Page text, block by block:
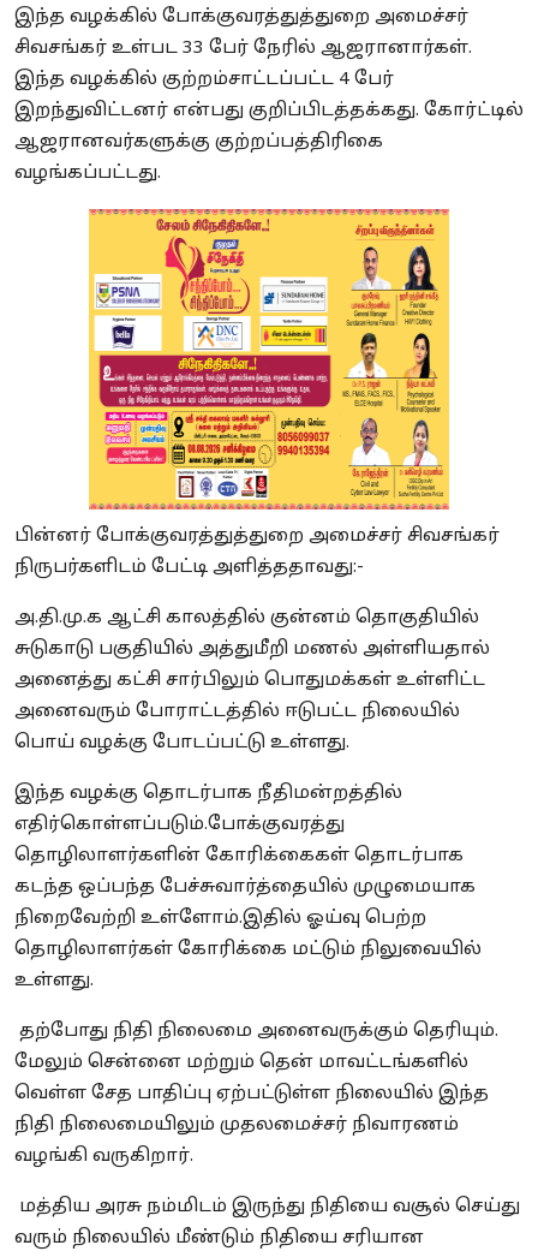
இந்த வழக்கில் போக்குவரத்துத்துறை அமைச்சர்
சிவசங்கர் உள்பட 33 பேர் நேரில் ஆஜரானார்கள்.
இந்த வழக்கில் குற்றம்சாட்டப்பட்ட 4 பேர்
இறந்துவிட்டனர் என்பது குறிப்பிடத்தக்கது. கோர்ட்டில்
ஆஜரானவர்களுக்கு குற்றப்பத்திரிகை
வழங்கப்பட்டது.
பின்னர் போக்குவரத்துத்துறை அமைச்சர் சிவசங்கர்
நிருபர்களிடம் பேட்டி அளித்ததாவது:-
அ.தி.மு.க ஆட்சி காலத்தில் குன்னம் தொகுதியில்
சுடுகாடு பகுதியில் அத்துமீறி மணல் அள்ளியதால்
அனைத்து கட்சி சார்பிலும் பொதுமக்கள் உள்ளிட்ட
அனைவரும் போராட்டத்தில் ஈடுபட்ட நிலையில்
பொய் வழக்கு போடப்பட்டு உள்ளது.
இந்த வழக்கு தொடர்பாக நீதிமன்றத்தில்
எதிர்கொள்ளப்படும்.போக்குவரத்து
தொழிலாளர்களின் கோரிக்கைகள் தொடர்பாக
கடந்த ஒப்பந்த பேச்சுவார்த்தையில் முழுமையாக
நிறைவேற்றி உள்ளோம்.இதில் ஓய்வு பெற்ற
தொழிலாளர்கள் கோரிக்கை மட்டும் நிலுவையில்
உள்ளது.
தற்போது நிதி நிலைமை அனைவருக்கும் தெரியும்.
மேலும் சென்னை மற்றும் தென் மாவட்டங்களில்
வெள்ள சேத பாதிப்பு ஏற்பட்டுள்ள நிலையில் இந்த
நிதி நிலைமையிலும் முதலமைச்சர் நிவாரணம்
வழங்கி வருகிறார்.
மத்திய அரசு நம்மிடம் இருந்து நிதியை வசூல் செய்து
வரும் நிலையில் மீண்டும் நிதியை சரியான